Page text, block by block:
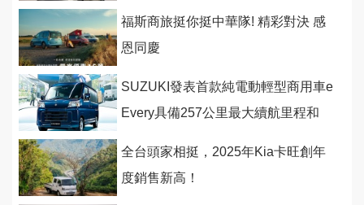
福斯商旅挺你挺中華隊! 精彩對決 感
恩同慶
SUZUKI發表首款純電動輕型商用車e
Every具備257公里最大續航里程和
全台頭家相挺，2025年Kia卡旺創年
度銷售新高！